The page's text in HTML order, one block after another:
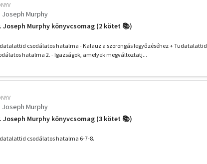
Joseph Murphy
Joseph Murphy könyvcsomag (2 kötet 📚)
csodálatos hatalma - Kalauz a szorongás legyőzéséhez + Tudatalattid
hatalma 2. - Igazságok, amelyek megváltoztatj...
Joseph Murphy
Joseph Murphy könyvcsomag (3 kötet 📚)
csodálatos hatalma 6-7-8.